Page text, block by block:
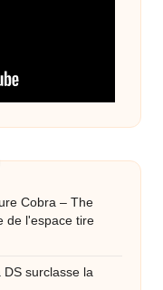
Cobra – The
de l'espace tire
DS surclasse la